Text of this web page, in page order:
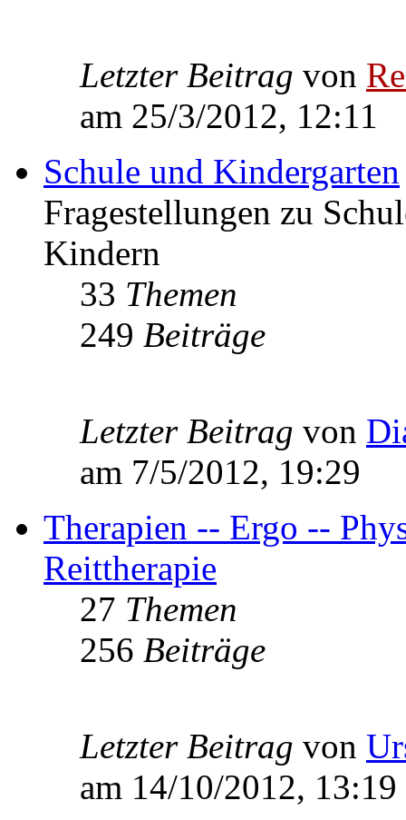
Letzter Beitrag von
am 25/3/2012, 12:11
Schule und Kindergarten
Fragestellungen zu
Kindern
33 Themen
249 Beiträge
Letzter Beitrag von
am 7/5/2012, 19:29
Therapien -- Ergo --
Reittherapie
27 Themen
256 Beiträge
Letzter Beitrag von
am 14/10/2012, 13:19